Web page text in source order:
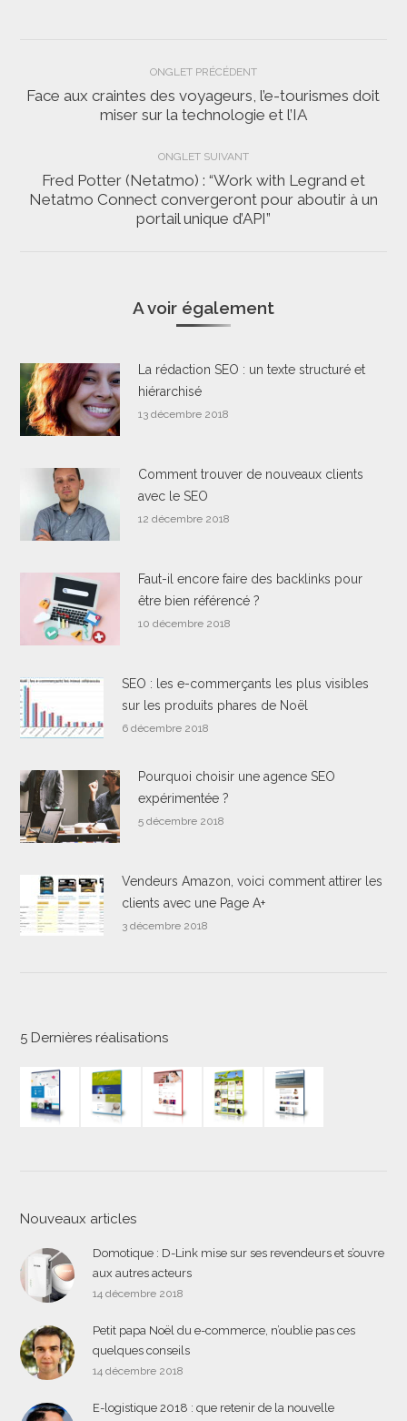
Navigation
de
ONGLET PRÉCÉDENT
Onglet
précédent
Face aux craintes des voyageurs, l’e-tourismes doit
miser sur la technologie et l’IA
ONGLET SUIVANT
Onglet
suivant
Fred Potter (Netatmo) : “Work with Legrand et
Netatmo Connect convergeront pour aboutir à un
portail unique d’API”
A voir également
La rédaction SEO : un texte structuré et
hiérarchisé
13 décembre 2018
Comment trouver de nouveaux clients
avec le SEO
12 décembre 2018
Faut-il encore faire des backlinks pour
être bien référencé ?
10 décembre 2018
SEO : les e-commerçants les plus visibles
sur les produits phares de Noël
6 décembre 2018
Pourquoi choisir une agence SEO
expérimentée ?
5 décembre 2018
Vendeurs Amazon, voici comment attirer les
clients avec une Page A+
3 décembre 2018
5 Dernières réalisations
Nouveaux articles
Domotique : D-Link mise sur ses revendeurs et s’ouvre
aux autres acteurs
14 décembre 2018
Petit papa Noël du e-commerce, n’oublie pas ces
quelques conseils
14 décembre 2018
E-logistique 2018 : que retenir de la nouvelle